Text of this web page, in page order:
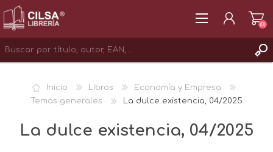
INICIAR SESIÓN
(0)
Inicio Libros
Economía y Empresa
Temas generales
La dulce existencia, 04/2025
La dulce existencia, 04/2025